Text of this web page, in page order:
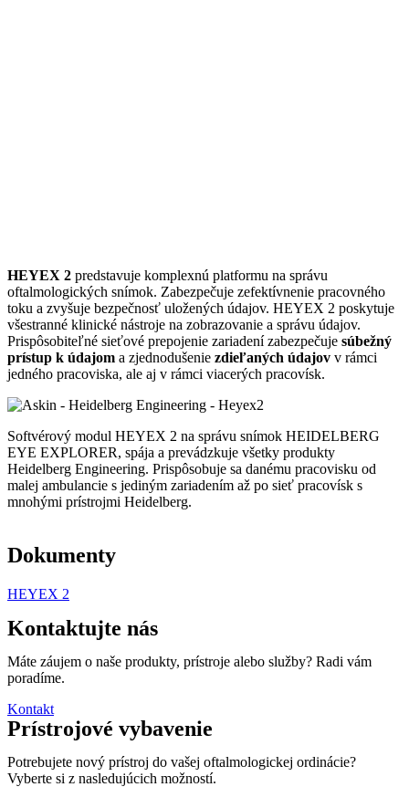
HEYEX 2 predstavuje komplexnú platformu na správu
oftalmologických snímok. Zabezpečuje zefektívnenie pracovného
toku a zvyšuje bezpečnosť uložených údajov. HEYEX 2 poskytuje
všestranné klinické nástroje na zobrazovanie a správu údajov.
Prispôsobiteľné sieťové prepojenie zariadení zabezpečuje súbežný
prístup k údajom a zjednodušenie zdieľaných údajov v rámci
jedného pracoviska, ale aj v rámci viacerých pracovísk.
Softvérový modul HEYEX 2 na správu snímok HEIDELBERG
EYE EXPLORER, spája a prevádzkuje všetky produkty
Heidelberg Engineering. Prispôsobuje sa danému pracovisku od
malej ambulancie s jediným zariadením až po sieť pracovísk s
mnohými prístrojmi Heidelberg.
Dokumenty
HEYEX 2
Kontaktujte nás
Máte záujem o naše produkty, prístroje alebo služby? Radi vám
poradíme.
Kontakt
Prístrojové vybavenie
Potrebujete nový prístroj do vašej oftalmologickej ordinácie?
Vyberte si z nasledujúcich možností.